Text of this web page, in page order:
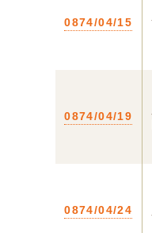
0874/04/15
0874/04/19
0874/04/24